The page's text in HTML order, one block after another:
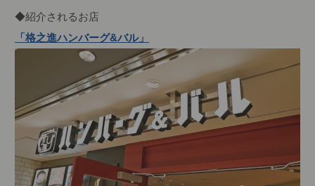
◆紹介されるお店
「格之進ハンバーグ&バル」